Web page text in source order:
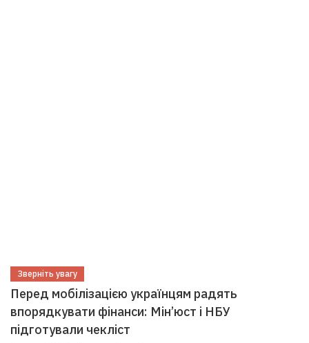
Зверніть увагу
Перед мобілізацією українцям радять
впорядкувати фінанси: Мін’юст і НБУ
підготували чекліст